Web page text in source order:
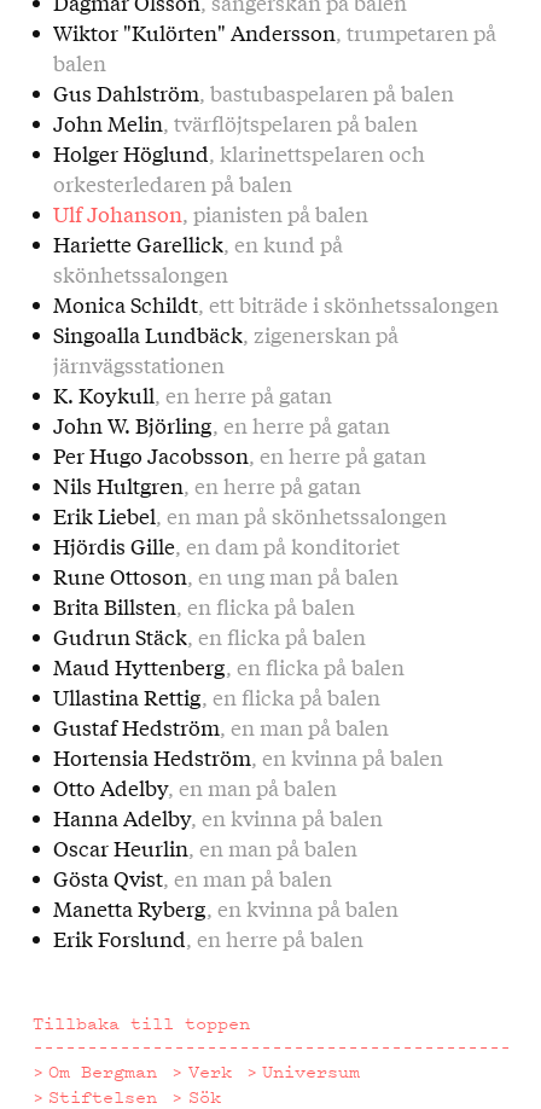
Wiktor "Kulörten" Andersson, trumpetaren på
balen
Gus Dahlström, bastubaspelaren på balen
John Melin, tvärflöjtspelaren på balen
Holger Höglund, klarinettspelaren och
orkesterledaren på balen
Ulf Johanson, pianisten på balen
Hariette Garellick, en kund på
skönhetssalongen
Monica Schildt, ett biträde i skönhetssalongen
Singoalla Lundbäck, zigenerskan på
järnvägsstationen
K. Koykull, en herre på gatan
John W. Björling, en herre på gatan
Per Hugo Jacobsson, en herre på gatan
Nils Hultgren, en herre på gatan
Erik Liebel, en man på skönhetssalongen
Hjördis Gille, en dam på konditoriet
Rune Ottoson, en ung man på balen
Brita Billsten, en flicka på balen
Gudrun Stäck, en flicka på balen
Maud Hyttenberg, en flicka på balen
Ullastina Rettig, en flicka på balen
Gustaf Hedström, en man på balen
Hortensia Hedström, en kvinna på balen
Otto Adelby, en man på balen
Hanna Adelby, en kvinna på balen
Oscar Heurlin, en man på balen
Gösta Qvist, en man på balen
Manetta Ryberg, en kvinna på balen
Erik Forslund, en herre på balen
Tillbaka till toppen
Om Bergman
Verk
Universum
Stiftelsen
Sök